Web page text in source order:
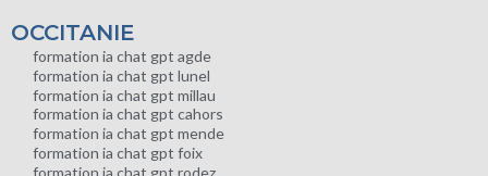
OCCITANIE
formation ia chat gpt agde
formation ia chat gpt lunel
formation ia chat gpt millau
formation ia chat gpt cahors
formation ia chat gpt mende
formation ia chat gpt foix
formation ia chat gpt rodez